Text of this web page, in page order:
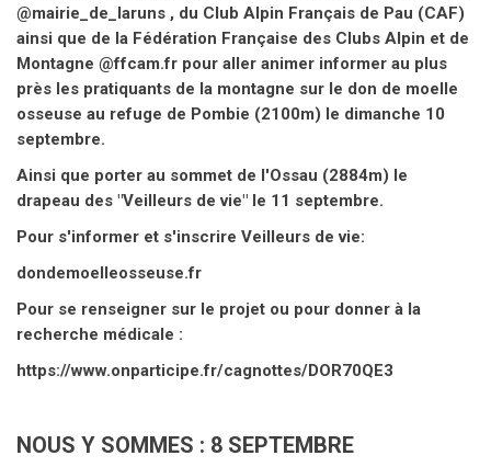
@mairie_de_laruns , du Club Alpin Français de Pau (CAF)
ainsi que de la Fédération Française des Clubs Alpin et de
Montagne @ffcam.fr pour aller animer informer au plus
près les pratiquants de la montagne sur le don de moelle
osseuse au refuge de Pombie (2100m) le dimanche 10
septembre.
Ainsi que porter au sommet de l'Ossau (2884m) le
drapeau des "Veilleurs de vie" le 11 septembre.
Pour s'informer et s'inscrire Veilleurs de vie:
dondemoelleosseuse.fr
Pour se renseigner sur le projet ou pour donner à la
recherche médicale :
https://www.onparticipe.fr/cagnottes/DOR70QE3
NOUS Y SOMMES : 8 SEPTEMBRE